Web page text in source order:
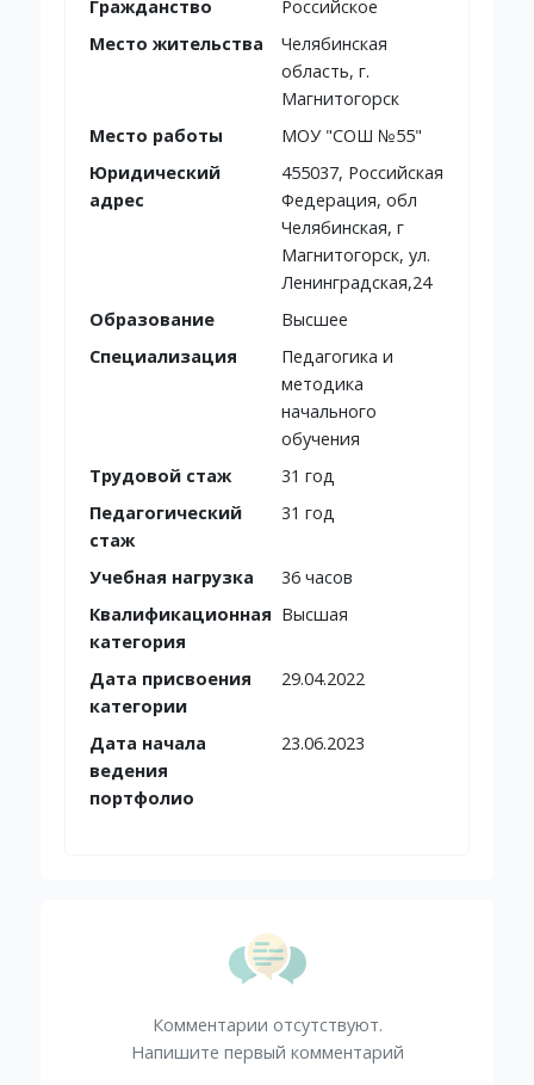
Гражданство
Российское
Место жительства
Челябинская
область, г.
Магнитогорск
Место работы
МОУ "СОШ №55"
Юридический
адрес
455037, Российская
Федерация, обл
Челябинская, г
Магнитогорск, ул.
Ленинградская,24
Образование
Высшее
Специализация
Педагогика и
методика
начального
обучения
Трудовой стаж
31 год
Педагогический
стаж
31 год
Учебная нагрузка
36 часов
Квалификационная
категория
Высшая
Дата присвоения
категории
29.04.2022
Дата начала
ведения
портфолио
23.06.2023
Комментарии отсутствуют.
Напишите первый комментарий